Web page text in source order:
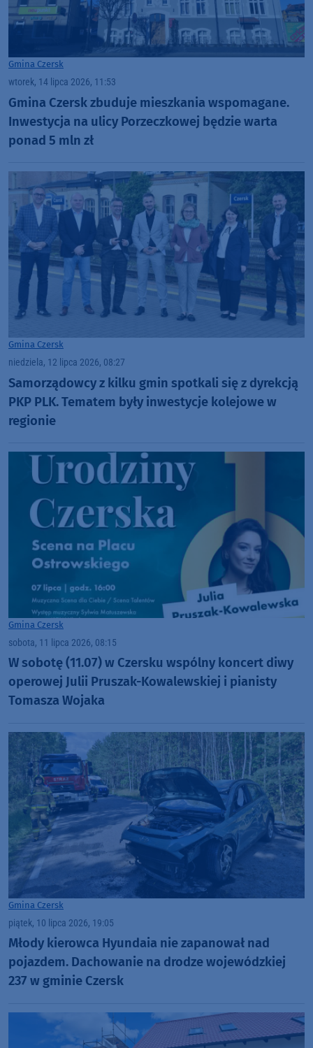
Gmina Czersk
wtorek, 14 lipca 2026, 11:53
Gmina Czersk zbuduje mieszkania wspomagane.
Inwestycja na ulicy Porzeczkowej będzie warta
ponad 5 mln zł
Gmina Czersk
niedziela, 12 lipca 2026, 08:27
Samorządowcy z kilku gmin spotkali się z dyrekcją
PKP PLK. Tematem były inwestycje kolejowe w
regionie
Gmina Czersk
sobota, 11 lipca 2026, 08:15
W sobotę (11.07) w Czersku wspólny koncert diwy
operowej Julii Pruszak-Kowalewskiej i pianisty
Tomasza Wojaka
Gmina Czersk
piątek, 10 lipca 2026, 19:05
Młody kierowca Hyundaia nie zapanował nad
pojazdem. Dachowanie na drodze wojewódzkiej
237 w gminie Czersk